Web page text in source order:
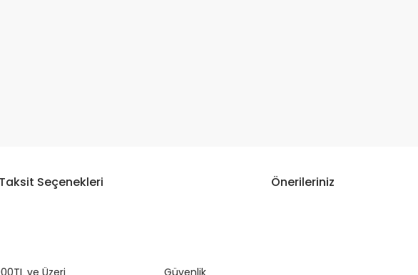
Taksit Seçenekleri Önerileriniz
ve Üzeri Güvenlik